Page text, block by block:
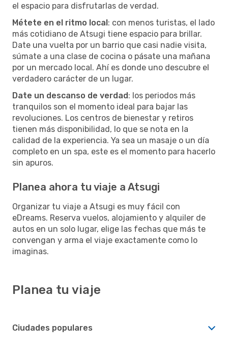
el espacio para disfrutarlas de verdad.
Métete en el ritmo local: con menos turistas, el lado
más cotidiano de Atsugi tiene espacio para brillar.
Date una vuelta por un barrio que casi nadie visita,
súmate a una clase de cocina o pásate una mañana
por un mercado local. Ahí es donde uno descubre el
verdadero carácter de un lugar.
Date un descanso de verdad: los periodos más
tranquilos son el momento ideal para bajar las
revoluciones. Los centros de bienestar y retiros
tienen más disponibilidad, lo que se nota en la
calidad de la experiencia. Ya sea un masaje o un día
completo en un spa, este es el momento para hacerlo
sin apuros.
Planea ahora tu viaje a Atsugi
Organizar tu viaje a Atsugi es muy fácil con
eDreams. Reserva vuelos, alojamiento y alquiler de
autos en un solo lugar, elige las fechas que más te
convengan y arma el viaje exactamente como lo
imaginas.
Planea tu viaje
Ciudades populares